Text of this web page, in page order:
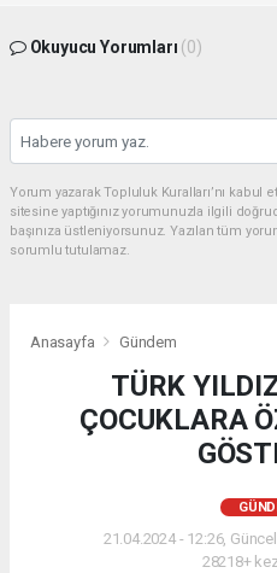
Okuyucu Yorumları (0)
Yorum yazarak Topluluk Kuralları’nı
sitesine yaptığınız yorumunuzla ilgili
başınıza üstleniyorsunuz. Yazılan tüm
sorumlu tutulamaz.
Anasayfa Gündem
TÜRK
ÇOCUKLARA
21.04.2024 - 12:26,
28218+